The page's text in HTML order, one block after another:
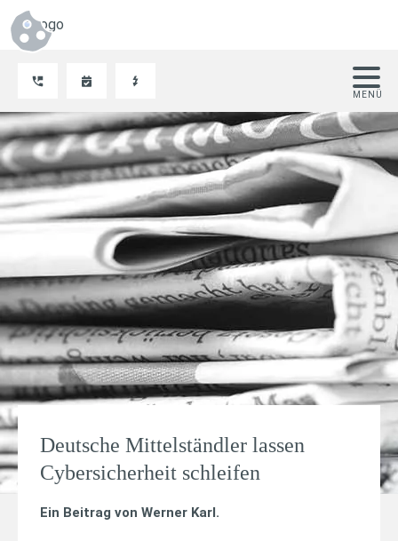
Deutsche Mittelständler lassen
Cybersicherheit schleifen
Ein Beitrag von Werner Karl.